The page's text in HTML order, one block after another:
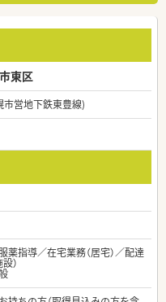
東区
市営地下鉄東豊線)
薬指導／在宅業務（居宅）／配達
）